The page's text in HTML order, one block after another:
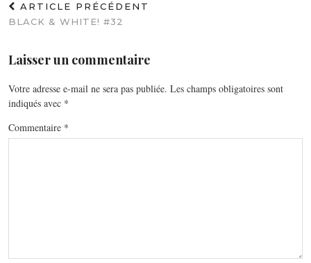
ARTICLE PRÉCÉDENT
BLACK & WHITE! #32
Laisser un commentaire
Votre adresse e-mail ne sera pas publiée. Les champs obligatoires sont
indiqués avec *
Commentaire *